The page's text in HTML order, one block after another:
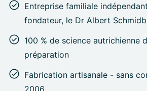
Entreprise familiale
fondateur, le Dr Albert
100 % de science autrichienne
préparation
Fabrication artisanale - sans
2006